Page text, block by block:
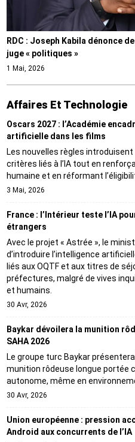
RDC : Joseph Kabila dénonce
juge « politiques »
1 Mai, 2026
Affaires Et Technologie
Oscars 2027 : l’Académie
artificielle dans les films
Les nouvelles règles
critères liés à l’IA tout en
humaine et en réformant
3 Mai, 2026
France : l’Intérieur teste l’IA
étrangers
Avec le projet « Astrée », le
d’introduire l’intelligence
liés aux OQTF et aux titres de
préfectures, malgré de vives
et humains.
30 Avr, 2026
Baykar dévoilera la munition
SAHA 2026
Le groupe turc Baykar
munition rôdeuse longue portée
autonome, même en
30 Avr, 2026
Union européenne : pression
Android aux concurrents de l’IA